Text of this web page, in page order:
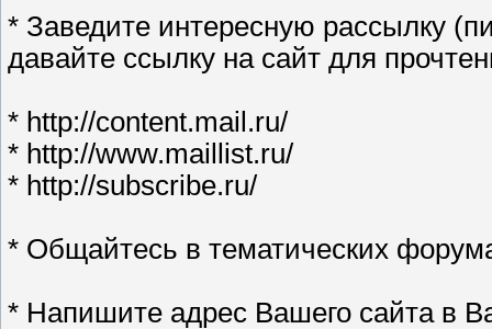
* Заведите интересную рассылку
давайте ссылку на сайт для
* http://content.mail.ru/
* http://www.maillist.ru/
* http://subscribe.ru/
* Общайтесь в тематических
* Напишите адрес Вашего сайта в